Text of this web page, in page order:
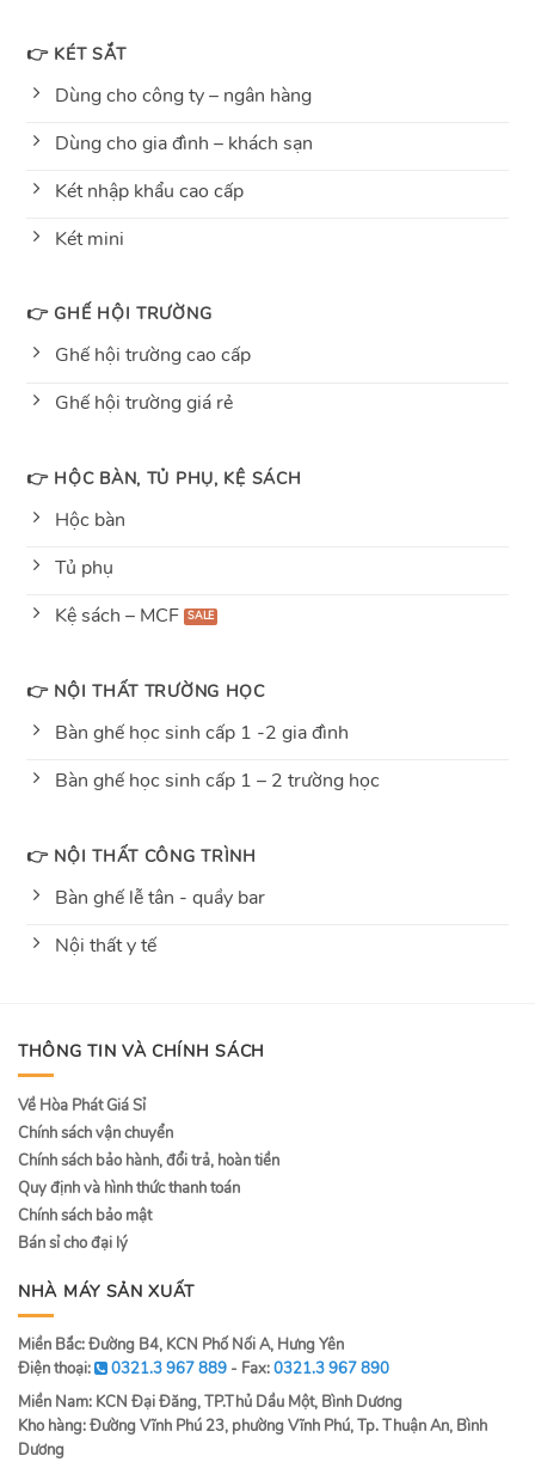
👉 KÉT SẮT
Dùng cho công ty – ngân hàng
Dùng cho gia đình – khách sạn
Két nhập khẩu cao cấp
Két mini
👉 GHẾ HỘI TRƯỜNG
Ghế hội trường cao cấp
Ghế hội trường giá rẻ
👉 HỘC BÀN, TỦ PHỤ, KỆ SÁCH
Hộc bàn
Tủ phụ
Kệ sách – MCF
👉 NỘI THẤT TRƯỜNG HỌC
Bàn ghế học sinh cấp 1 -2 gia đình
Bàn ghế học sinh cấp 1 – 2 trường học
👉 NỘI THẤT CÔNG TRÌNH
Bàn ghế lễ tân - quầy bar
Nội thất y tế
THÔNG TIN VÀ CHÍNH SÁCH
Về Hòa Phát Giá Sỉ
Chính sách vận chuyển
Chính sách bảo hành, đổi trả, hoàn tiền
Quy định và hình thức thanh toán
Chính sách bảo mật
Bán sỉ cho đại lý
NHÀ MÁY SẢN XUẤT
Miền Bắc: Đường B4, KCN Phố Nối A, Hưng Yên
Điện thoại:
0321.3 967 889 - Fax:0321.3 967 890
Miền Nam: KCN Đại Đăng, TP.Thủ Dầu Một, Bình Dương
Kho hàng: Đường Vĩnh Phú 23, phường Vĩnh Phú, Tp. Thuận An, Bình
Dương